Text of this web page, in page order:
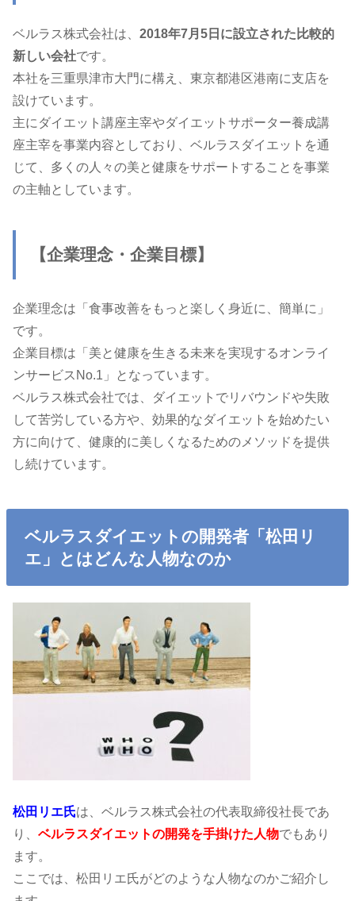
ベルラス株式会社は、2018年7月5日に設立された比較的
新しい会社です。
本社を三重県津市大門に構え、東京都港区港南に支店を
設けています。
主にダイエット講座主宰やダイエットサポーター養成講
座主宰を事業内容としており、ベルラスダイエットを通
じて、多くの人々の美と健康をサポートすることを事業
の主軸としています。
【企業理念・企業目標】
企業理念は「食事改善をもっと楽しく身近に、簡単に」
です。
企業目標は「美と健康を生きる未来を実現するオンライ
ンサービスNo.1」となっています。
ベルラス株式会社では、ダイエットでリバウンドや失敗
して苦労している方や、効果的なダイエットを始めたい
方に向けて、健康的に美しくなるためのメソッドを提供
し続けています。
ベルラスダイエットの開発者「松田リ
エ」とはどんな人物なのか
松田リエ氏は、ベルラス株式会社の代表取締役社長であ
り、ベルラスダイエットの開発を手掛けた人物でもあり
ます。
ここでは、松田リエ氏がどのような人物なのかご紹介し